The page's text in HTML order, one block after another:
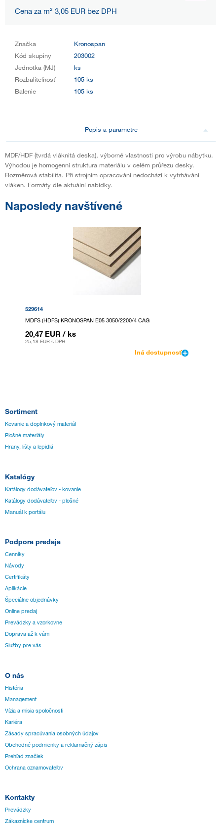
Cena za m² 3,05 EUR bez DPH
Značka
Kronospan
Kód skupiny
203002
Jednotka (MJ)
ks
Rozbaliteľnosť
105 ks
Balenie
105 ks
Popis a parametre
MDF/HDF (tvrdá vláknitá deska), výborné vlastnosti pro výrobu nábytku.
Výhodou je homogenní struktura materiálu v celém průřezu desky.
Rozměrová stabilita. Při strojním opracování nedochází k vytrhávání
vláken. Formáty dle aktuální nabídky.
Naposledy navštívené
529614
MDFS (HDFS) KRONOSPAN E05 3050/2200/4 CAG
20,47 EUR / ks
25,18 EUR s DPH
Iná dostupnosť
Sortiment
Kovanie a doplnkový materiál
Plošné materiály
Hrany, lišty a lepidlá
Katalógy
Katálogy dodávateľov - kovanie
Katálogy dodávateľov - plošné
Manuál k portálu
Podpora predaja
Cenníky
Návody
Certifikáty
Aplikácie
Špeciálne objednávky
Online predaj
Prevádzky a vzorkovne
Doprava až k vám
Služby pre vás
O nás
História
Management
Vízia a misia spoločnosti
Kariéra
Zásady spracúvania osobných údajov
Obchodné podmienky a reklamačný zápis
Prehľad značiek
Ochrana oznamovateľov
Kontakty
Prevádzky
Zákaznícke centrum